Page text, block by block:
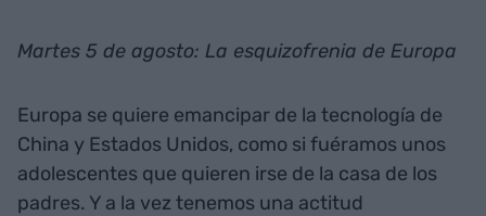
Martes 5 de agosto: La esquizofrenia de Europa
Europa se quiere emancipar de la tecnología de
China y Estados Unidos, como si fuéramos unos
adolescentes que quieren irse de la casa de los
padres. Y a la vez tenemos una actitud